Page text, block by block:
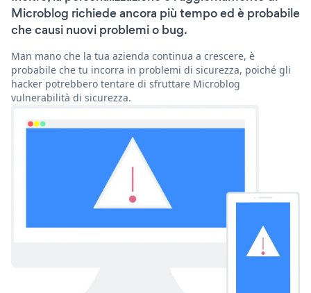
Microblog richiede ancora più tempo ed è probabile
che causi nuovi problemi o bug.
Man mano che la tua azienda continua a crescere, è
probabile che tu incorra in problemi di sicurezza, poiché gli
hacker potrebbero tentare di sfruttare Microblog
vulnerabilità di sicurezza.